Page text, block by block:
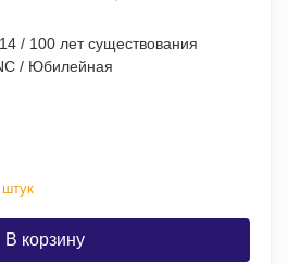
/ 100 лет существования
/ Юбилейная
В корзину